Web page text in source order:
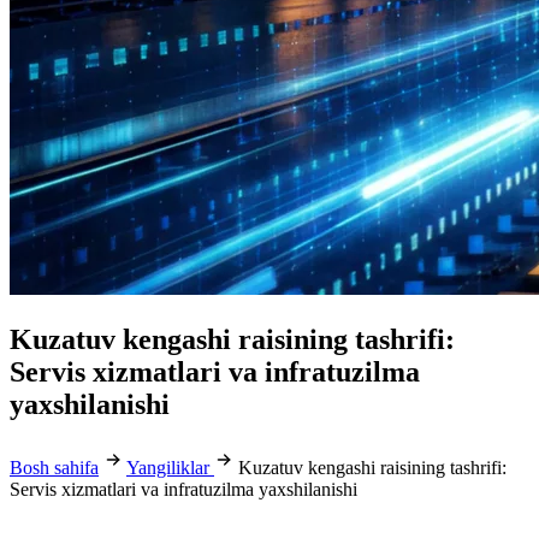
Kuzatuv kengashi raisining tashrifi:
Servis xizmatlari va infratuzilma
yaxshilanishi
Bosh sahifa Yangiliklar
Kuzatuv kengashi raisining tashrifi:
Servis xizmatlari va infratuzilma yaxshilanishi